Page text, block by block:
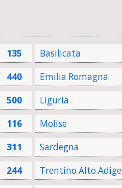
135 Basilicata
440 Emilia Romagna
500 Liguria
116 Molise
311 Sardegna
244 Trentino Alto Adige